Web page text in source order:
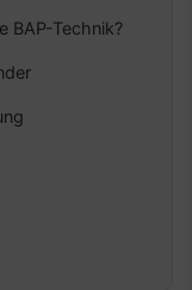
BAP-Technik?